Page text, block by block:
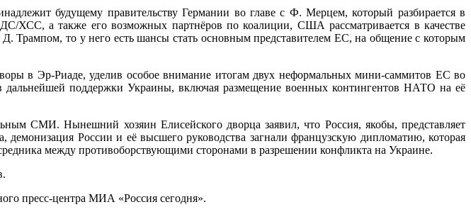
будущему правительству Германии во главе с Ф. Мерцем, который разбирается в
ХСС, а также его возможных партнёров по коалиции, США рассматривается в качестве
Трампом, то у него есть шансы стать основным представителем ЕС, на общение с которым
в Эр-Риаде, уделив особое внимание итогам двух неформальных мини-саммитов ЕС во
дальнейшей поддержки Украины, включая размещение военных контингентов НАТО на её
СМИ. Нынешний хозяин Елисейского дворца заявил, что Россия, якобы, представляет
России и её высшего руководства загнали французскую дипломатию, которая
между противоборствующими сторонами в разрешении конфликта на Украине.
пресс-центра МИА «Россия сегодня».